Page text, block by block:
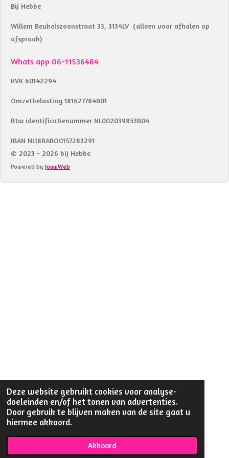
Deze website gebruikt cookies voor analyse-
doeleinden en/of het tonen van advertenties.
Door gebruik te blijven maken van de site gaat u
hiermee akkoord.
Akkoord
Bij Hebbe
Willem Beukelszoonstraat 33, 3134LV (alleen voor afhalen op
afspraak)
Whats app 06-11536484
KVK 60142294
Omzetbelasting 181627784B01
Btw identificatienummer NL002039853B04
IBAN NL18RABO0157283291
© 2023 - 2026 bij Hebbe
Powered by JouwWeb